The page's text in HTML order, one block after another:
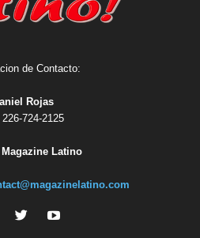
de Contacto:
Rojas
724-2125
Magazine Latino